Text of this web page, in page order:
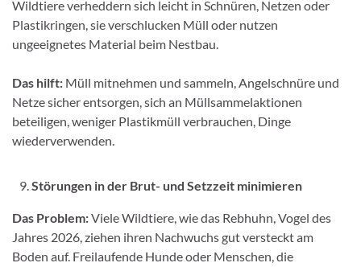
Wildtiere verheddern sich leicht in Schnüren, Netzen oder
Plastikringen, sie verschlucken Müll oder nutzen
ungeeignetes Material beim Nestbau.
Das hilft: Müll mitnehmen und sammeln, Angelschnüre und
Netze sicher entsorgen, sich an Müllsammelaktionen
beteiligen, weniger Plastikmüll verbrauchen, Dinge
wiederverwenden.
Störungen in der Brut- und Setzzeit minimieren
Das Problem:Viele Wildtiere, wie das Rebhuhn, Vogel des
Jahres 2026, ziehen ihren Nachwuchs gut versteckt am
Boden auf. Freilaufende Hunde oder Menschen, die